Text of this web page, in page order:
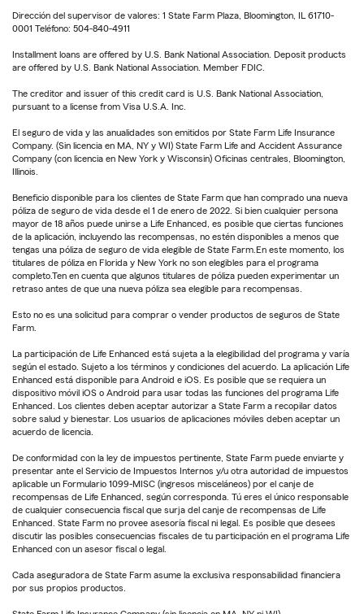
Dirección del supervisor de valores: 1 State Farm Plaza, Bloomington, IL 61710-
0001 Teléfono: 504-840-4911
Installment loans are offered by U.S. Bank National Association. Deposit products
are offered by U.S. Bank National Association. Member FDIC.
The creditor and issuer of this credit card is U.S. Bank National Association,
pursuant to a license from Visa U.S.A. Inc.
El seguro de vida y las anualidades son emitidos por State Farm Life Insurance
Company. (Sin licencia en MA, NY y WI) State Farm Life and Accident Assurance
Company (con licencia en New York y Wisconsin) Oficinas centrales, Bloomington,
Illinois.
Beneficio disponible para los clientes de State Farm que han comprado una nueva
póliza de seguro de vida desde el 1 de enero de 2022. Si bien cualquier persona
mayor de 18 años puede unirse a Life Enhanced, es posible que ciertas funciones
de la aplicación, incluyendo las recompensas, no estén disponibles a menos que
tengas una póliza de seguro de vida elegible de State Farm.En este momento, los
titulares de póliza en Florida y New York no son elegibles para el programa
completo.Ten en cuenta que algunos titulares de póliza pueden experimentar un
retraso antes de que una nueva póliza sea elegible para recompensas.
Esto no es una solicitud para comprar o vender productos de seguros de State
Farm.
La participación de Life Enhanced está sujeta a la elegibilidad del programa y varía
según el estado. Sujeto a los términos y condiciones del acuerdo. La aplicación Life
Enhanced está disponible para Android e iOS. Es posible que se requiera un
dispositivo móvil iOS o Android para usar todas las funciones del programa Life
Enhanced. Los clientes deben aceptar autorizar a State Farm a recopilar datos
sobre salud y bienestar. Los usuarios de aplicaciones móviles deben aceptar un
acuerdo de licencia.
De conformidad con la ley de impuestos pertinente, State Farm puede enviarte y
presentar ante el Servicio de Impuestos Internos y/u otra autoridad de impuestos
aplicable un Formulario 1099-MISC (ingresos misceláneos) por el canje de
recompensas de Life Enhanced, según corresponda. Tú eres el único responsable
de cualquier consecuencia fiscal que surja del canje de recompensas de Life
Enhanced. State Farm no provee asesoría fiscal ni legal. Es posible que desees
discutir las posibles consecuencias fiscales de tu participación en el programa Life
Enhanced con un asesor fiscal o legal.
Cada aseguradora de State Farm asume la exclusiva responsabilidad financiera
por sus propios productos.